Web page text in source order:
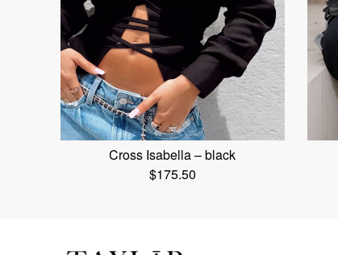
Cross Isabella – black
$175.50